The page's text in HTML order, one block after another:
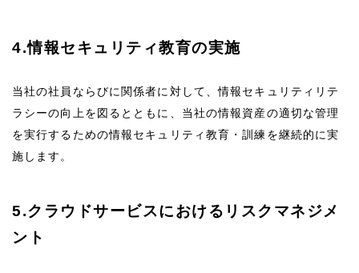
4.情報セキュリティ教育の実施
当社の社員ならびに関係者に対して、情報セキュリティリテ
ラシーの向上を図るとともに、当社の情報資産の適切な管理
を実行するための情報セキュリティ教育・訓練を継続的に実
施します。
5.クラウドサービスにおけるリスクマネジメ
ント